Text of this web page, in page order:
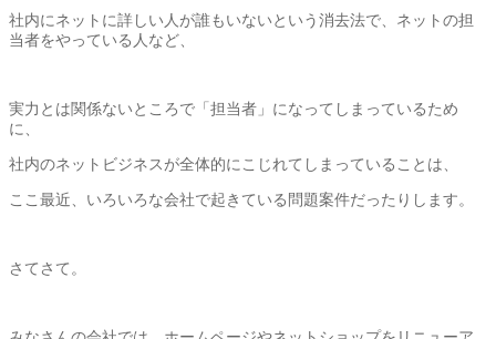
社内にネットに詳しい人が誰もいないという消去法で、 ネットの担
当者をやっている人など、
実力とは関係ないところで「担当者」 になってしまっているため
に、
社内のネットビジネスが全体的にこじれてしまっていることは、
ここ最近、いろいろな会社で起きている問題案件だったりします。
さてさて。